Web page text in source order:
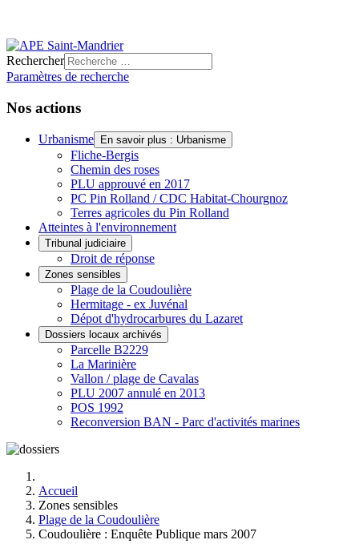
Rechercher
Paramètres de recherche
Nos actions
Urbanisme En savoir plus : Urbanisme
Fliche-Bergis
Chemin des roses
PLU approuvé en 2017
PC Pin Rolland / CDC Habitat-Chourgnoz
Terres agricoles du Pin Rolland
Atteintes à l'environnement
Tribunal judiciaire
Droit de réponse
Zones sensibles
Plage de la Coudoulière
Hermitage - ex Juvénal
Dépot d'hydrocarbures du Lazaret
Dossiers locaux archivés
Parcelle B2229
La Marinière
Vallon / plage de Cavalas
PLU 2007 annulé en 2013
POS 1992
Reconversion BAN - Parc d'activités marines
Accueil
Zones sensibles
Plage de la Coudoulière
Coudoulière : Enquête Publique mars 2007